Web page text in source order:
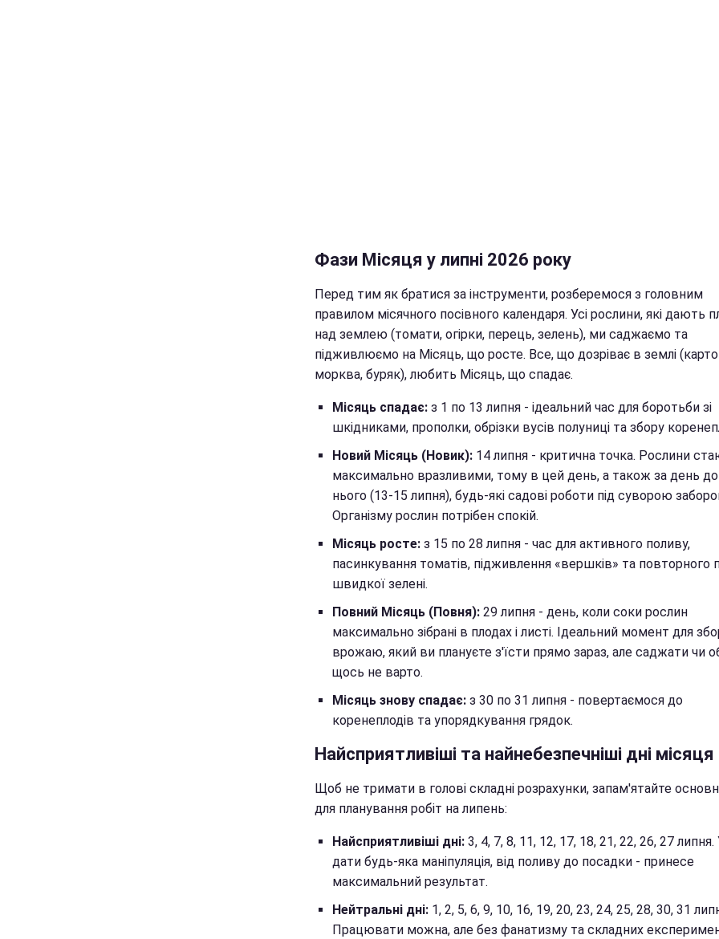
Фази Місяця у липні 2026 року
Перед тим як братися за інструменти, розберемося з головним
правилом місячного посівного календаря. Усі рослини, які дають
над землею (томати, огірки, перець, зелень), ми саджаємо та
підживлюємо на Місяць, що росте. Все, що дозріває в землі
морква, буряк), любить Місяць, що спадає.
Місяць спадає: з 1 по 13 липня - ідеальний час для боротьби зі
шкідниками, прополки, обрізки вусів полуниці та збору
Новий Місяць (Новик): 14 липня - критична точка. Рослини
максимально вразливими, тому в цей день, а також за день до
нього (13-15 липня), будь-які садові роботи під суворою
Організму рослин потрібен спокій.
Місяць росте: з 15 по 28 липня - час для активного поливу,
пасинкування томатів, підживлення «вершків» та повторного
швидкої зелені.
Повний Місяць (Повня): 29 липня - день, коли соки рослин
максимально зібрані в плодах і листі. Ідеальний момент для
врожаю, який ви плануєте з'їсти прямо зараз, але саджати чи
щось не варто.
Місяць знову спадає: з 30 по 31 липня - повертаємося до
коренеплодів та упорядкування грядок.
Найсприятливіші та найнебезпечніші дні місяця
Щоб не тримати в голові складні розрахунки, запам'ятайте
для планування робіт на липень:
Найсприятливіші дні: 3, 4, 7, 8, 11, 12, 17, 18, 21, 22, 26, 27 липня.
дати будь-яка маніпуляція, від поливу до посадки - принесе
максимальний результат.
Нейтральні дні: 1, 2, 5, 6, 9, 10, 16, 19, 20, 23, 24, 25, 28, 30, 31
Працювати можна, але без фанатизму та складних